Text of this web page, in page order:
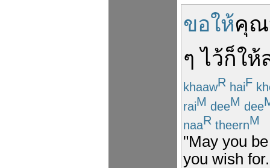
ขอให้คุณ
ๆ ไว้ก็ให้
khaawR haiF
raiM deeM dee
naaR theernM
"May you
you wish